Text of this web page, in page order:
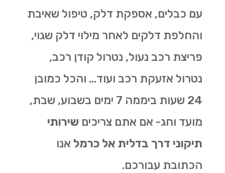
עם כבלים, אספקת דלק, טיפול שאיבת
והחלפת דלקים לאחר מילוי דלק שגוי,
פריצת רכב נעול, נטרול קודן רכב,
נטרול אזעקת רכב ועוד… והכל כמובן
24 שעות ביממה 7 ימים בשבוע, שבת,
מועד וחג- אם אתם צריכים שירותי
תיקוני דרך בדלית אל כרמל אנו
הכתובת עבורכם.